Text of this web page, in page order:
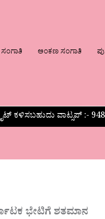
ಅಂಕಣ ಸಂಗಾತಿ
ಕಳಿಸಬಹುದು ವಾಟ್ಸಪ್‌ :-
ಭೇಟಿಗೆ ಶತಮಾನ